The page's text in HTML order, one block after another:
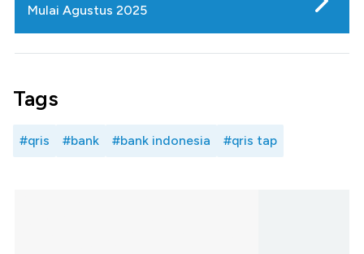
Mulai Agustus 2025
Tags
#qris #bank #bank indonesia #qris tap